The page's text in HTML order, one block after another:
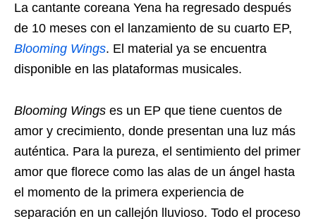
La cantante coreana Yena ha regresado después
de 10 meses con el lanzamiento de su cuarto EP,
Blooming Wings. El material ya se encuentra
disponible en las plataformas musicales.
Blooming Wings es un EP que tiene cuentos de
amor y crecimiento, donde presentan una luz más
auténtica. Para la pureza, el sentimiento del primer
amor que florece como las alas de un ángel hasta
el momento de la primera experiencia de
separación en un callejón lluvioso. Todo el proceso